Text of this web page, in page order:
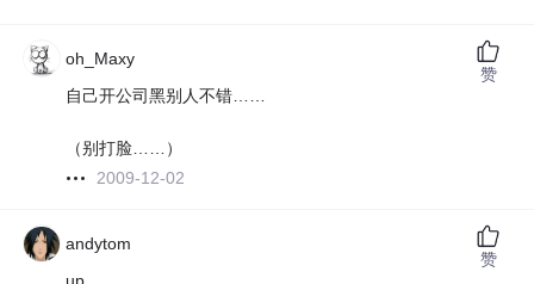
oh_Maxy
自己开公司黑别人不错……
（别打脸……）
2009-12-02
赞
andytom
赞